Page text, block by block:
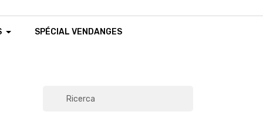
SPÉCIAL VENDANGES